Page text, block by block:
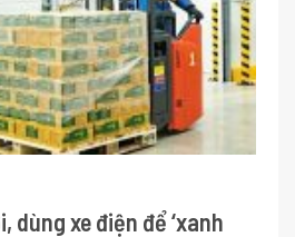
dùng xe điện để ‘xanh